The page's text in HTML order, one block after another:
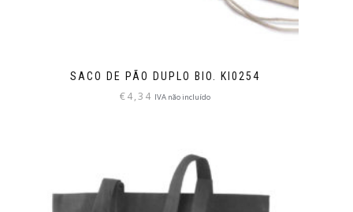
SACO DE PÃO DUPLO BIO. KI0254
€4,34 IVA não incluído